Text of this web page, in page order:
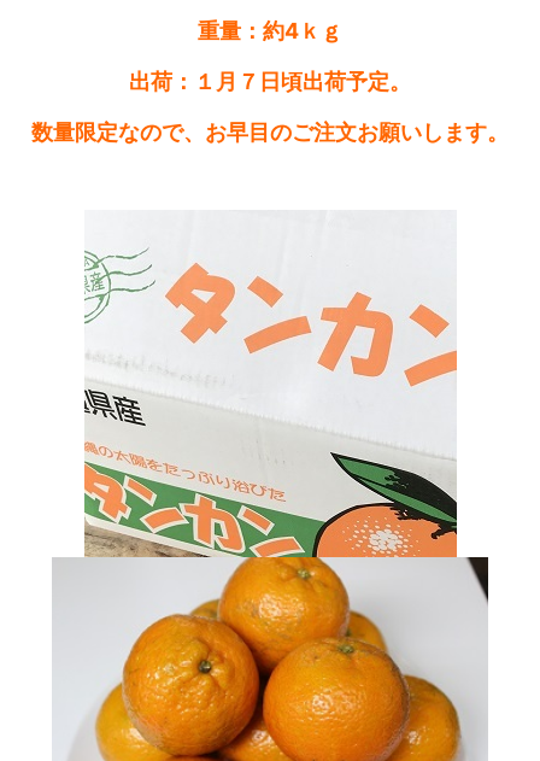
重量：約4ｋｇ
出荷：１月７日頃出荷予定。
数量限定なので、お早目のご注文お願いします。